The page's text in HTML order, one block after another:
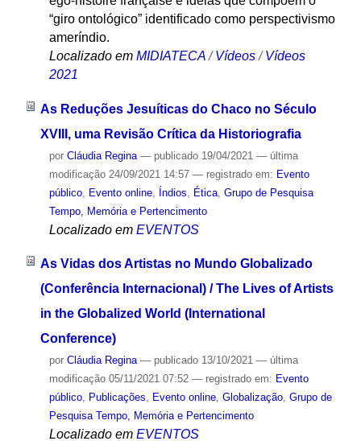
“giro ontológico” identificado como perspectivismo
ameríndio.
Localizado em MIDIATECA /Vídeos /Vídeos
2021
As Reduções Jesuíticas do Chaco no Século
XVIII, uma Revisão Crítica da Historiografia
por Cláudia Regina — publicado19/04/2021 — última
modificação24/09/2021 14:57 — registrado em: Evento
público, Evento online, Índios Ética, Grupo de Pesquisa
Tempo, Memória e Pertencimento
Localizado em EVENTOS
As Vidas dos Artistas no Mundo Globalizado
(Conferência Internacional) / The Lives of Artists
in the Globalized World (International
Conference)
por Cláudia Regina — publicado13/10/2021 — última
modificação05/11/2021 07:52 — registrado em: Evento
público, Publicações, Evento online, Globalização, Grupo de
Pesquisa Tempo, Memória e Pertencimento
Localizado em EVENTOS